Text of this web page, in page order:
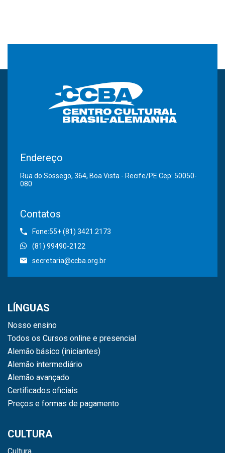
Endereço
Rua do Sossego, 364, Boa Vista - Recife/PE Cep: 50050-
080
Contatos
Fone:55+ (81) 3421.2173
(81) 99490-2122
secretaria@ccba.org.br
LÍNGUAS
Nosso ensino
Todos os Cursos online e presencial
Alemão básico (iniciantes)
Alemão intermediário
Alemão avançado
Certificados oficiais
Preços e formas de pagamento
CULTURA